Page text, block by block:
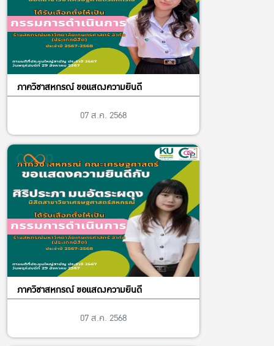
ภาควิชาสหกรณ์ ขอแสดงความยินดี
07 ส.ค. 2568
ภาควิชาสหกรณ์ ขอแสดงความยินดี
07 ส.ค. 2568